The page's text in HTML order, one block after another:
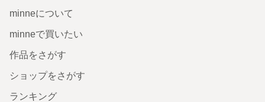
minneについて
minneで買いたい
作品をさがす
ショップをさがす
ランキング